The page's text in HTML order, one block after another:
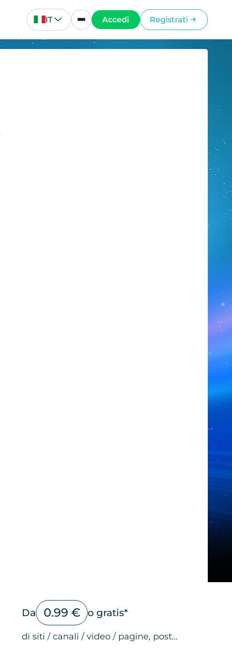
IT Accedi Registrati
Da 0.99 € o gratis*
di siti / canali / video / pagine, post…